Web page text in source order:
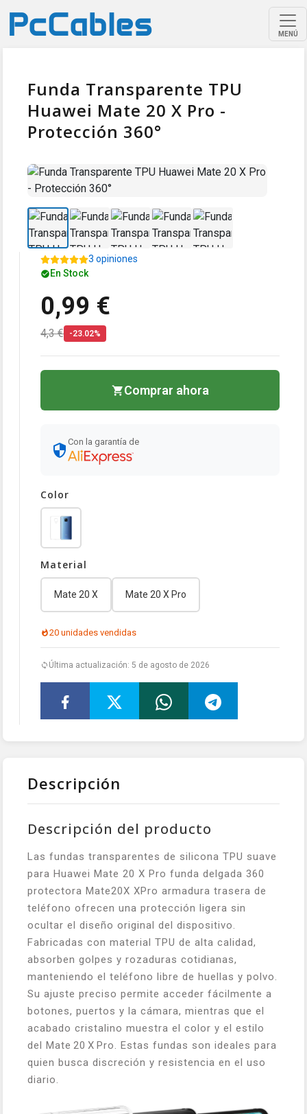
MENÚ
Funda Transparente TPU
Huawei Mate 20 X Pro -
Protección 360°
3 opiniones
En Stock
0,99 €
4,3 € -23.02%
Comprar ahora
Con la garantía de
Color
Material
Mate 20 X Mate 20 X Pro
20 unidades vendidas
Última actualización: 5 de agosto de 2026
Descripción
Descripción del producto
Las fundas transparentes de silicona TPU suave
para Huawei Mate 20 X Pro funda delgada 360
protectora Mate20X XPro armadura trasera de
teléfono ofrecen una protección ligera sin
ocultar el diseño original del dispositivo.
Fabricadas con material TPU de alta calidad,
absorben golpes y rozaduras cotidianas,
manteniendo el teléfono libre de huellas y polvo.
Su ajuste preciso permite acceder fácilmente a
botones, puertos y la cámara, mientras que el
acabado cristalino muestra el color y el estilo
del Mate 20 X Pro. Estas fundas son ideales para
quien busca discreción y resistencia en el uso
diario.